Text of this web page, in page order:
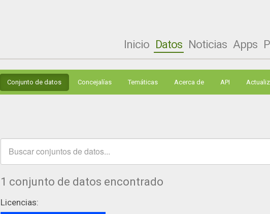
Inicio Datos Noticias Apps
Conjunto de datos Concejalías Temáticas Acerca de API
1 conjunto de datos encontrado
Licencias: